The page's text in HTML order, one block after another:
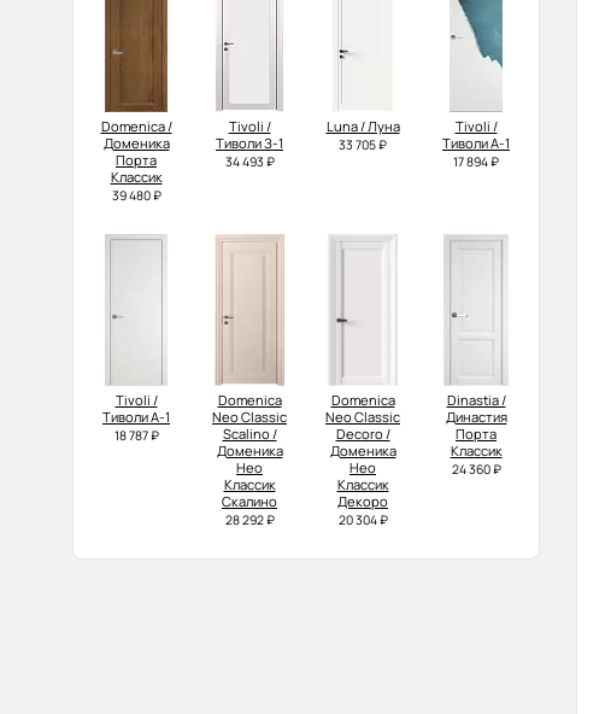
Domenica /
Доменика
Порта
Классик
39 480 ₽
Tivoli /
Тиволи З-1
34 493 ₽
Luna / Луна
33 705 ₽
Tivoli /
Тиволи А-1
17 894 ₽
Tivoli /
Тиволи А-1
18 787 ₽
Domenica
Neo Classic
Scalino /
Доменика
Нео
Классик
Скалино
28 292 ₽
Domenica
Neo Classic
Decoro /
Доменика
Нео
Классик
Декоро
20 304 ₽
Dinastia /
Династия
Порта
Классик
24 360 ₽